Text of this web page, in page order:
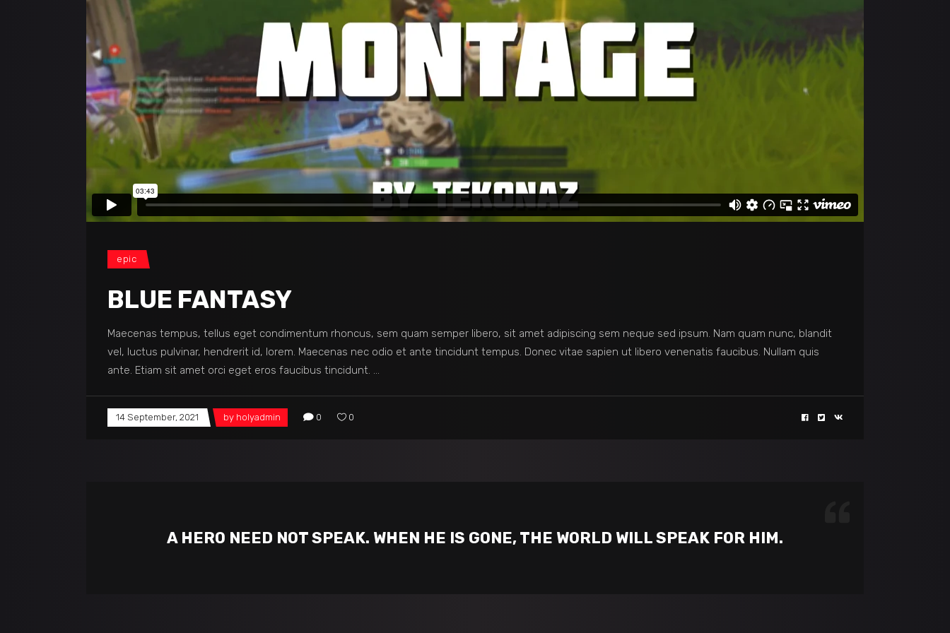
epic
BLUE FANTASY
Maecenas tempus, tellus eget condimentum rhoncus, sem quam semper libero, sit amet adipiscing sem neque sed ipsum. Nam quam nunc, blandit
vel, luctus pulvinar, hendrerit id, lorem. Maecenas nec odio et ante tincidunt tempus. Donec vitae sapien ut libero venenatis faucibus. Nullam quis
ante. Etiam sit amet orci eget eros faucibus tincidunt.
14 September, 2021 by holyadmin 0 0
A HERO NEED NOT SPEAK. WHEN HE IS GONE, THE WORLD WILL SPEAK FOR HIM.